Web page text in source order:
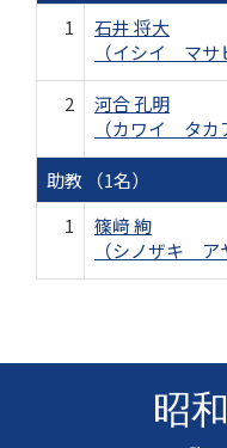
1
石井 将大
（イシイ マサ
2
河合 孔明
（カワイ タカ
助教 （1名）
1
篠﨑 絢
（シノザキ ア
昭